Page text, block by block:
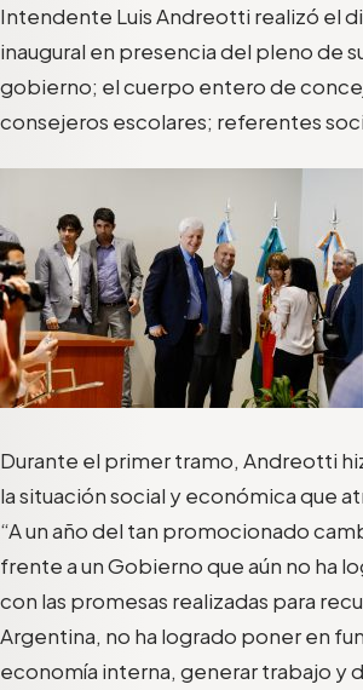
Intendente Luis Andreotti realizó el
inaugural en presencia del pleno de
gobierno; el cuerpo entero de
consejeros escolares; referentes
Durante el primer tramo, Andreotti
la situación social y económica que
“A un año del tan promocionado
frente a un Gobierno que aún no ha
con las promesas realizadas para
Argentina, no ha logrado poner en
economía interna, generar trabajo y